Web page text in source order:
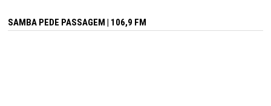
SAMBA PEDE PASSAGEM | 106,9 FM